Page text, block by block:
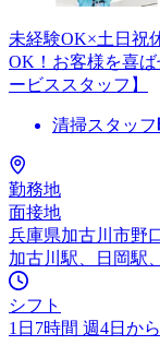
未経験OK×土日祝
OK！お客様を喜
ービススタッフ】
清掃スタッフ
勤務地
面接地
兵庫県加古川市野
加古川駅、日岡駅
シフト
1日7時間 週4日か